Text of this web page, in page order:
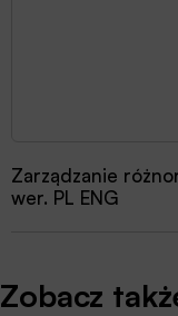
Zarządzanie
wer. PL ENG
Zobacz